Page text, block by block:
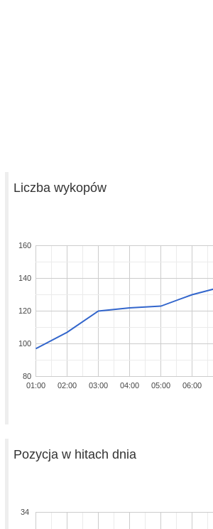
Liczba wykopów
01:00 02:00 03:00 04:00 05:00 06:00
80
100
120
140
160
Pozycja w hitach dnia
34